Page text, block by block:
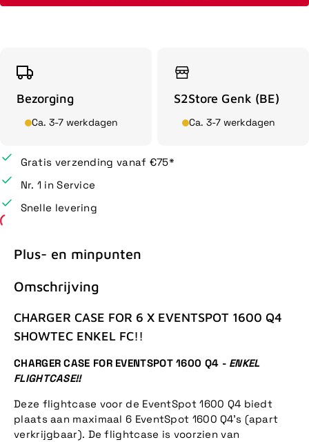
Bezorging
Ca. 3-7 werkdagen
S2Store Genk (BE)
Ca. 3-7 werkdagen
Gratis verzending vanaf €75*
Nr. 1 in Service
Snelle levering
Plus- en minpunten
Omschrijving
CHARGER CASE FOR 6 X EVENTSPOT 1600 Q4
SHOWTEC ENKEL FC!!
CHARGER CASE FOR EVENTSPOT 1600 Q4 - ENKEL
FLIGHTCASE!!
Deze flightcase voor de EventSpot 1600 Q4 biedt
plaats aan maximaal 6 EventSpot 1600 Q4's (apart
verkrijgbaar). De flightcase is voorzien van